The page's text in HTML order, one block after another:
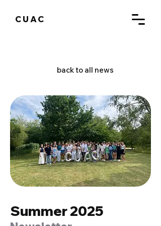
CUAC
back to all news
Summer 2025